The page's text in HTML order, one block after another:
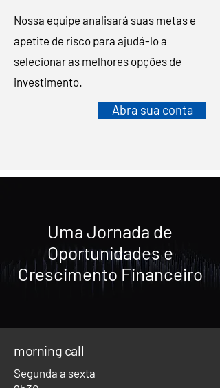
Nossa equipe analisará suas metas e
apetite de risco para ajudá-lo a
selecionar as melhores opções de
investimento.
Abra sua conta
Uma Jornada de
Oportunidades e
Crescimento Financeiro
morning call
Segunda a sexta